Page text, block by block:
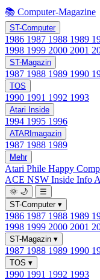
📚 Computer-Magazine
ST-Computer
1986 1987 1988 1989
1998 1999 2000 2001
ST-Magazin
1987 1988 1989 1990
TOS
1990 1991 1992 1993
Atari Inside
1994 1995 1996
ATARImagazin
1987 1988 1989
Mehr
Atari Phile Happy
ACE NSW Inside Info
🌞 🌙
☰
ST-Computer ▾
1986 1987 1988 1989
1998 1999 2000 2001
ST-Magazin ▾
1987 1988 1989 1990
TOS ▾
1990 1991 1992 1993